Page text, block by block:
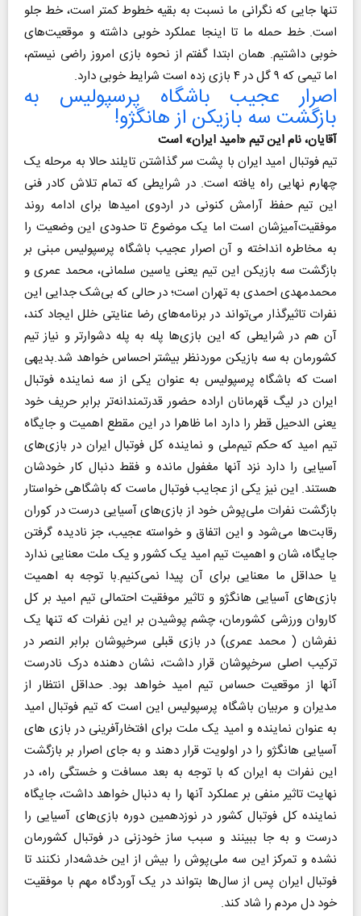
تنها جایی که نگرانی ما نسبت به بقیه خطوط کمتر است، خط جلو
است.‌ خط حمله ما تا اینجا عملکرد خوبی داشته و موقعیت‌های
خوبی داشتیم. همان ابتدا گفتم از نحوه بازی امروز راضی نیستم،
اما تیمی که ۹ گل در ۴ بازی زده است شرایط خوبی دارد.
اصرار عجیب باشگاه پرسپولیس به
بازگشت سه بازیکن از هانگژو!
آقایان، نام این تیم «امید ایران» است
تیم فوتبال امید ایران با پشت سر گذاشتن تایلند حالا به مرحله یک
چهارم نهایی راه یافته است. در شرایطی که تمام تلاش کادر فنی
این تیم حفظ آرامش کنونی در اردوی امیدها برای ادامه روند
موفقیت‌آمیزشان است اما یک موضوع تا حدودی این وضعیت را
به مخاطره انداخته و آن اصرار عجیب باشگاه پرسپولیس مبنی بر
بازگشت سه بازیکن این تیم یعنی یاسین سلمانی، محمد عمری و
محمد‌مهدی احمدی به تهران است؛ در حالی که بی‌شک جدایی این
نفرات تاثیرگذار می‌تواند در برنامه‌های رضا عنایتی خلل ایجاد کند،
آن هم در شرایطی که این بازی‌ها پله به پله دشوارتر و نیاز تیم
کشورمان به سه بازیکن موردنظر بیشتر احساس خواهد شد.بدیهی
است که باشگاه پرسپولیس به عنوان یکی از سه نماینده فوتبال
ایران در لیگ قهرمانان اراده حضور قدرتمندانه‌تر برابر حریف خود
یعنی الدحیل قطر را دارد اما ظاهرا در این مقطع اهمیت و جایگاه
تیم امید که حکم تیم‌ملی و نماینده کل فوتبال ایران در بازی‌های
آسیایی را دارد نزد آنها مغفول مانده و فقط دنبال کار خودشان
هستند. این نیز یکی از عجایب فوتبال ماست که باشگاهی خواستار
بازگشت نفرات ملی‌پوش خود از بازی‌های آسیایی درست در کوران
رقابت‌ها می‌شود و این اتفاق و خواسته عجیب، جز نادیده گرفتن
جایگاه، شان و اهمیت تیم امید یک کشور و یک ملت معنایی ندارد
یا حداقل ما معنایی برای آن پیدا نمی‌کنیم.با توجه به اهمیت
بازی‌های آسیایی هانگژو و تاثیر موفقیت احتمالی تیم امید بر کل
کاروان ورزشی کشورمان، چشم پوشیدن بر این نفرات که تنها یک
نفرشان ( محمد عمری) در بازی قبلی سرخپوشان برابر النصر در
ترکیب اصلی سرخپوشان قرار داشت، نشان دهنده درک نادرست
آنها از موقعیت حساس تیم امید خواهد بود. حداقل انتظار از
مدیران و مربیان باشگاه پرسپولیس این است که تیم فوتبال امید
به عنوان نماینده و امید یک ملت برای افتخارآفرینی در بازی های
آسیایی هانگژو را در اولویت قرار دهند و به جای اصرار بر بازگشت
این نفرات به ایران که با توجه به بعد مسافت و خستگی راه، در
نهایت تاثیر منفی بر عملکرد آنها را به دنبال خواهد داشت، جایگاه
نماینده کل فوتبال کشور در نوزدهمین دوره بازی‌های آسیایی را
درست و به جا ببینند و سبب ساز خودزنی در فوتبال کشورمان
نشده و تمرکز این سه ملی‌پوش را بیش از این خدشه‌دار نکنند تا
فوتبال ایران پس از سال‌ها بتواند در یک آوردگاه مهم با موفقیت
خود دل مردم را شاد کند.